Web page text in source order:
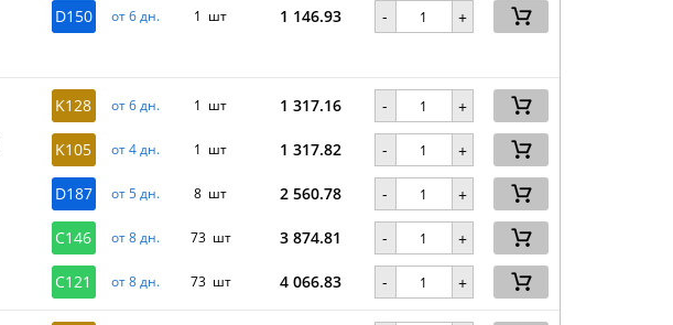
D150 от 6 дн. 1 шт 1 146.93 - +
K128 от 6 дн. 1 шт 1 317.16 - +
K105 от 4 дн. 1 шт 1 317.82 - +
D187 от 5 дн. 8 шт 2 560.78 - +
C146 от 8 дн. 73 шт 3 874.81 - +
C121 от 8 дн. 73 шт 4 066.83 - +